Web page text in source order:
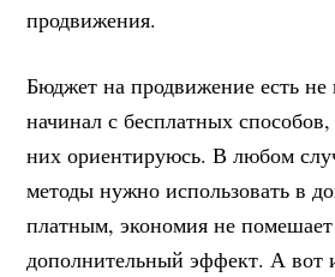
продвижения.
Бюджет на продвижение есть не
начинал с бесплатных
них ориентируюсь. В любом
методы нужно использовать в
платным, экономия не помешает
дополнительный эффект. А вот